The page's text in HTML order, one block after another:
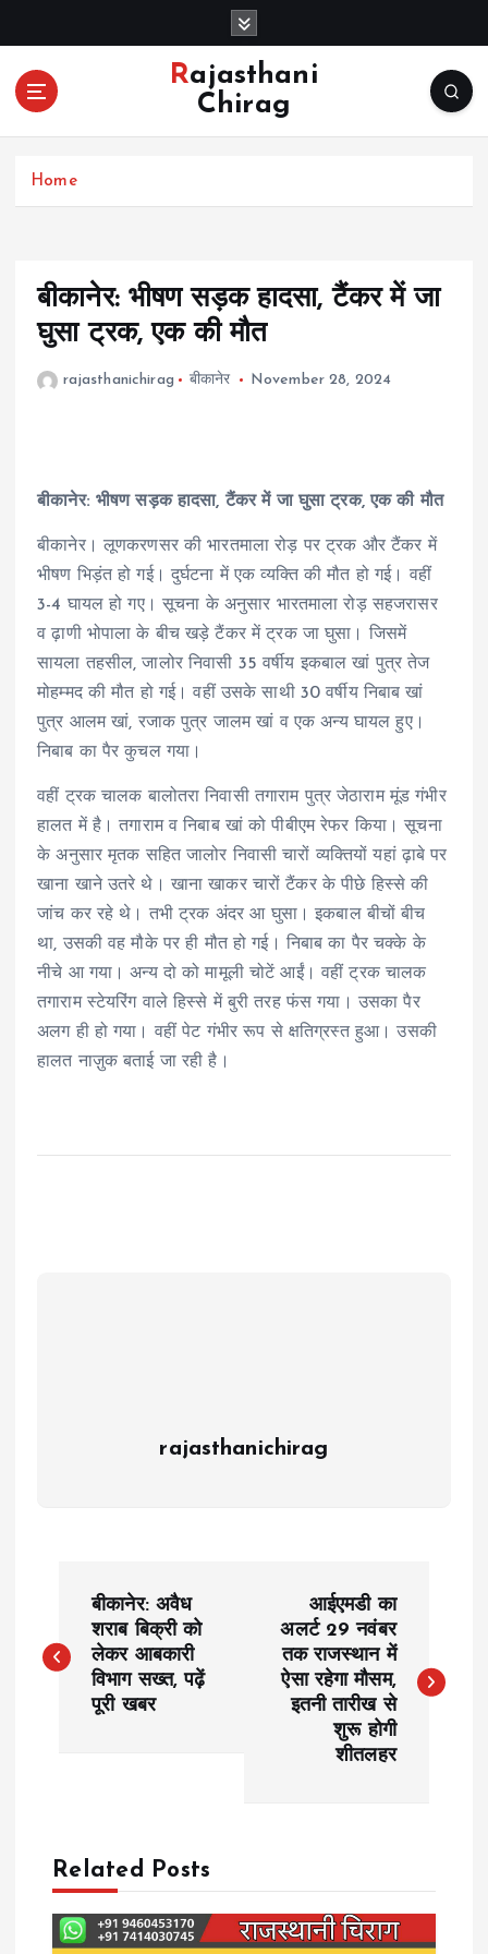
o
Rajasthani
Chirag
Home
बीकानेर: भीषण सड़क हादसा, टैंकर में जा
घुसा ट्रक, एक की मौत
rajasthanichirag बीकानेर November 28, 2024
बीकानेर: भीषण सड़क हादसा, टैंकर में जा घुसा ट्रक, एक की मौत
बीकानेर। लूणकरणसर की भारतमाला रोड़ पर ट्रक और टैंकर में
भीषण भिड़ंत हो गई। दुर्घटना में एक व्यक्ति की मौत हो गई। वहीं
3-4 घायल हो गए। सूचना के अनुसार भारतमाला रोड़ सहजरासर
व ढ़ाणी भोपाला के बीच खड़े टैंकर में ट्रक जा घुसा। जिसमें
सायला तहसील, जालोर निवासी 35 वर्षीय इकबाल खां पुत्र तेज
मोहम्मद की मौत हो गई। वहीं उसके साथी 30 वर्षीय निबाब खां
पुत्र आलम खां, रजाक पुत्र जालम खां व एक अन्य घायल हुए।
निबाब का पैर कुचल गया।
वहीं ट्रक चालक बालोतरा निवासी तगाराम पुत्र जेठाराम मूंड गंभीर
हालत में है। तगाराम व निबाब खां को पीबीएम रेफर किया। सूचना
के अनुसार मृतक सहित जालोर निवासी चारों व्यक्तियों यहां ढ़ाबे पर
खाना खाने उतरे थे। खाना खाकर चारों टैंकर के पीछे हिस्से की
जांच कर रहे थे। तभी ट्रक अंदर आ घुसा। इकबाल बीचों बीच
था, उसकी वह मौके पर ही मौत हो गई। निबाब का पैर चक्के के
नीचे आ गया। अन्य दो को मामूली चोटें आईं। वहीं ट्रक चालक
तगाराम स्टेयरिंग वाले हिस्से में बुरी तरह फंस गया। उसका पैर
अलग ही हो गया। वहीं पेट गंभीर रूप से क्षतिग्रस्त हुआ। उसकी
हालत नाज़ुक बताई जा रही है।
rajasthanichirag
o
a
v
बीकानेर: अवैध
शराब बिक्री को
लेकर आबकारी
विभाग सख्त, पढ़ें
पूरी खबर
आईएमडी का
अलर्ट 29 नवंबर
तक राजस्थान में
ऐसा रहेगा मौसम,
इतनी तारीख से
शुरू होगी
शीतलहर
Related Posts